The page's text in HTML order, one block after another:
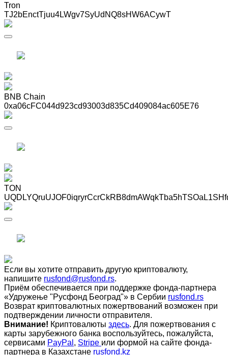
Tron
TJ2bEnctTjuu4LWgv7SyUdNQ8sHW6ACywT
BNB Chain
0xa06cFC044d923cd93003d835Cd409084ac605E76
TON
Если вы хотите отправить другую криптовалюту,
напишите rusfond@rusfond.rs.
Приём обеспечивается при поддержке фонда-партнера
«Удружење "Русфонд Београд"» в Сербии rusfond.rs
Возврат криптовалютных пожертвований возможен при
подтверждении личности отправителя.
Внимание! Криптовалюты здесь. Для пожертвования с
карты зарубежного банка воспользуйтесь, пожалуйста,
сервисами PayPal , Stripe или формой на сайте фонда-
партнера в Казахстане rusfond.kz